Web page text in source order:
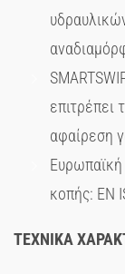
αφαίρεση
Ευρωπαϊκή
κοπής: EN
ΤΕΧΝΙΚΑ